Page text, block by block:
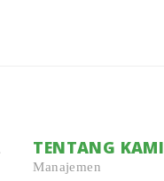
TENTANG KAMI
Manajemen